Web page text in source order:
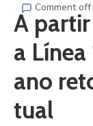
Comment off
A
a
ano
tual